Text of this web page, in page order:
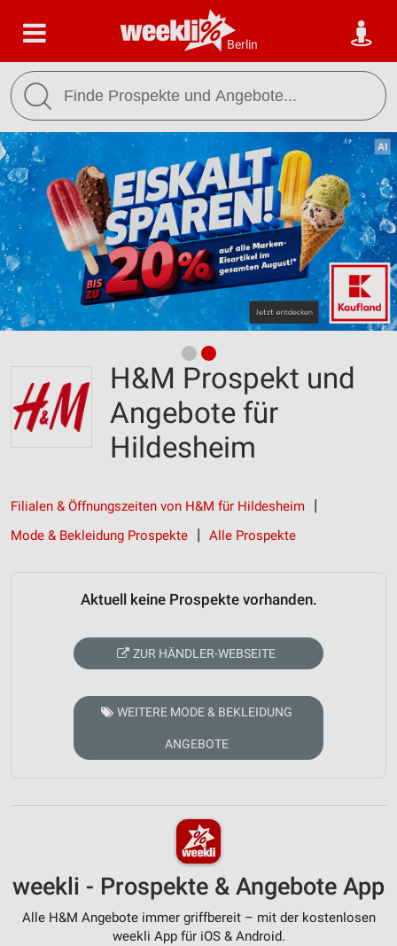
Berlin
H&M Prospekt und
Angebote für
Hildesheim
Filialen & Öffnungszeiten von H&M für Hildesheim
Mode & Bekleidung Prospekte
Alle Prospekte
Aktuell keine Prospekte vorhanden.
ZUR HÄNDLER-WEBSEITE
WEITERE MODE & BEKLEIDUNG
ANGEBOTE
weekli - Prospekte & Angebote App
Alle H&M Angebote immer griffbereit – mit der kostenlosen
weekli App für iOS & Android.